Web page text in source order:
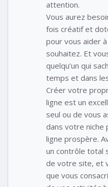
attention.
Vous aurez
fois créatif et
pour vous aider
souhaitez. Et
quelqu’un qui
temps et dans
Créer votre
ligne est un
seul ou de vous
dans votre niche
ligne prospère.
un contrôle total
de votre site, et
que vous